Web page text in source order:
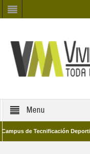
Menu
de Tecnificación Deportiva